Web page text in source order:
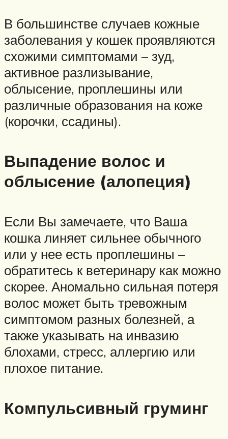
В большинстве случаев кожные
заболевания у кошек проявляются
схожими симптомами – зуд,
активное разлизывание,
облысение, проплешины или
различные образования на коже
(корочки, ссадины).
Выпадение волос и
облысение (алопеция)
Если Вы замечаете, что Ваша
кошка линяет сильнее обычного
или у нее есть проплешины –
обратитесь к ветеринару как можно
скорее. Аномально сильная потеря
волос может быть тревожным
симптомом разных болезней, а
также указывать на инвазию
блохами, стресс, аллергию или
плохое питание.
Компульсивный груминг